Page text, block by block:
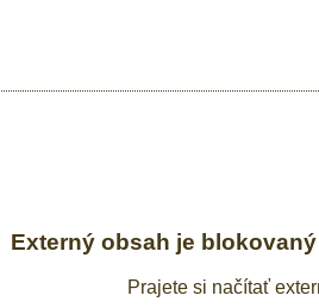
Externý obsah je
Prajete si načítať